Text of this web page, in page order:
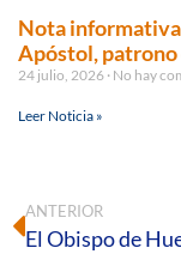
Nota informativa
Apóstol, patrono
24 julio, 2026 No hay
Leer Noticia »
ANTERIOR